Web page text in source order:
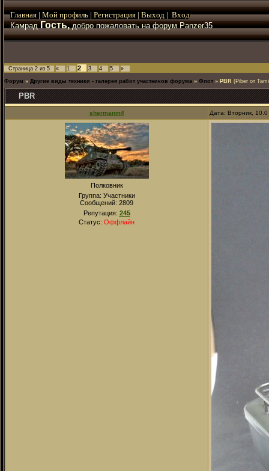
Главная | Мой профиль | Регистрация | Выход | Вход
КамрадГость,добро пожаловать на форум Panzer35
Страница 2 из 5 « 1 2 3 4 5 »
Форум » Другие виды техники - галерея работ участников форума » Флот » PBR (Piber от
PBR
shermanm4 Дата: Вторник,
Полковник
Группа: Участники
Сообщений: 2809
Репутация: 245
Статус: Оффлайн